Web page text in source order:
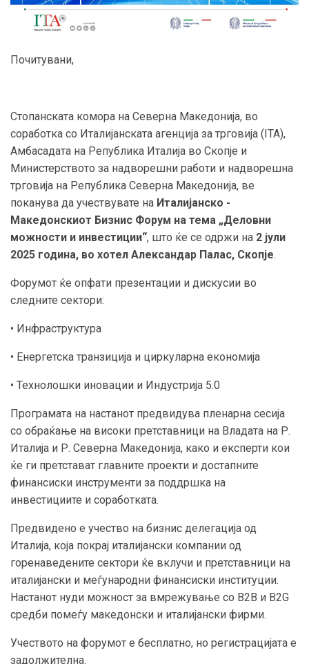
Почитувани,
Стопанската комора на Северна Македонија, во
соработка со Италијанската агенција за трговија (ITA),
Амбасадата на Република Италија во Скопје и
Министерството за надворешни работи и надворешна
трговија на Република Северна Македонија, ве
поканува да учествувате на Италијанско -
Македонскиот Бизнис Форум на тема „Деловни
можности и инвестиции“, што ќе се одржи на 2 јули
2025 година, во хотел Александар Палас, Скопје.
Форумот ќе опфати презентации и дискусии во
следните сектори:
• Инфраструктура
• Енергетска транзиција и циркуларна економија
• Технолошки иновации и Индустрија 5.0
Програмата на настанот предвидува пленарна сесија
со обраќање на високи претставници на Владата на Р.
Италија и Р. Северна Македонија, како и експерти кои
ќе ги претстават главните проекти и достапните
финансиски инструменти за поддршка на
инвестициите и соработката.
Предвидено е учество на бизнис делегација од
Италија, која покрај италијански компании од
горенаведените сектори ќе вклучи и претставници на
италијански и меѓународни финансиски институции.
Настанот нуди можност за вмрежување со B2B и B2G
средби помеѓу македонски и италијански фирми.
Учеството на форумот е бесплатно, но регистрацијата е
задолжителна.